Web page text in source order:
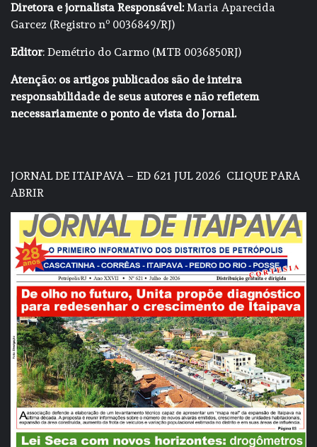
Diretora e jornalista Responsável:Maria Aparecida
Garcez (Registro nº 0036849/RJ)
Editor: Demétrio do Carmo (MTB 0036850RJ)
Atenção: os artigos publicados são de inteira
responsabilidade de seus autores e não refletem
necessariamente o ponto de vista do Jornal.
JORNAL DE ITAIPAVA – ED 621 JUL 2026 CLIQUE PARA
ABRIR